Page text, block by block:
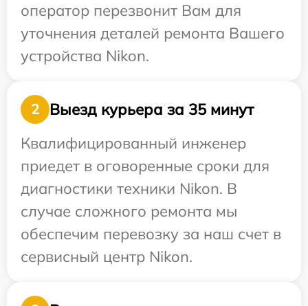
оператор перезвонит Вам для
уточнения деталей ремонта Вашего
устройства Nikon.
2
Выезд курьера за 35 минут
Квалифицированный инженер
приедет в оговоренные сроки для
диагностики техники Nikon. В
случае сложного ремонта мы
обеспечим перевозку за наш счет в
сервисный центр Nikon.